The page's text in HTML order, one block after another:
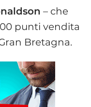
– che
punti vendita
Bretagna.